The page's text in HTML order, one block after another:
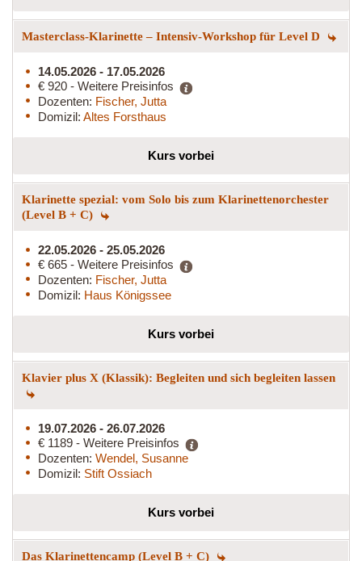
Masterclass-Klarinette – Intensiv-Workshop für Level D
14.05.2026 - 17.05.2026
€ 920 - Weitere Preisinfos
Dozenten: Fischer, Jutta
Domizil: Altes Forsthaus
Kurs vorbei
Klarinette spezial: vom Solo bis zum Klarinettenorchester
(Level B + C)
22.05.2026 - 25.05.2026
€ 665 - Weitere Preisinfos
Dozenten: Fischer, Jutta
Domizil: Haus Königssee
Kurs vorbei
Klavier plus X (Klassik): Begleiten und sich begleiten lassen
19.07.2026 - 26.07.2026
€ 1189 - Weitere Preisinfos
Dozenten: Wendel, Susanne
Domizil: Stift Ossiach
Kurs vorbei
Das Klarinettencamp (Level B + C)